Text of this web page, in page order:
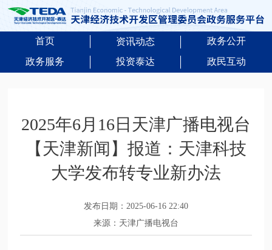
首页 资讯动态
政务公开
政务服务
投资泰达 政民互动
2025年6月16日天津广播电视台
【天津新闻】报道：天津科技
大学发布转专业新办法
发布日期：2025-06-16 22:40
来源：天津广播电视台